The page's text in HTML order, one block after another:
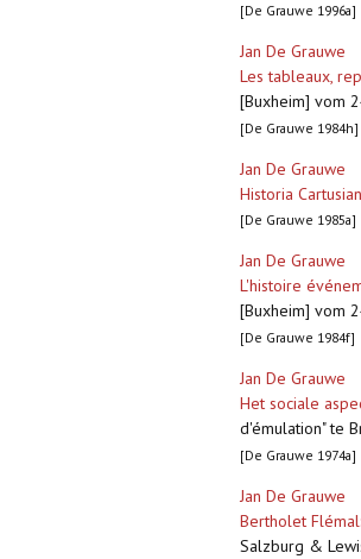
[De Grauwe 1996a]
Jan De Grauwe
Les tableaux,
[Buxheim] vom
[De Grauwe 1984h]
Jan De Grauwe
Historia
[De Grauwe 1985a]
Jan De Grauwe
L'histoire
[Buxheim] vom
[De Grauwe 1984f]
Jan De Grauwe
Het sociale
d'émulation" te
[De Grauwe 1974a]
Jan De Grauwe
Bertholet
Salzburg &